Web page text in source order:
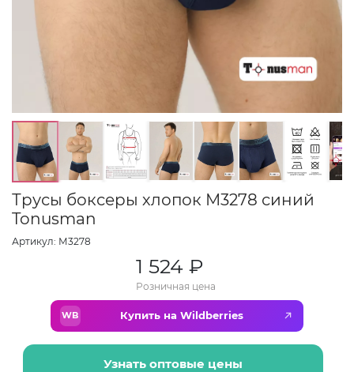
Трусы боксеры хлопок М3278 синий
Tonusman
Артикул: М3278
1 524 ₽
Розничная цена
WB Купить на Wildberries
Узнать оптовые цены